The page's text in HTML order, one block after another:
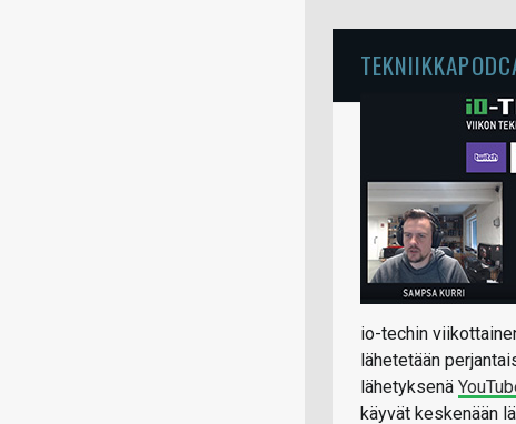
io-techin
lähetetään
lähetyksenä
käyvät keskenään